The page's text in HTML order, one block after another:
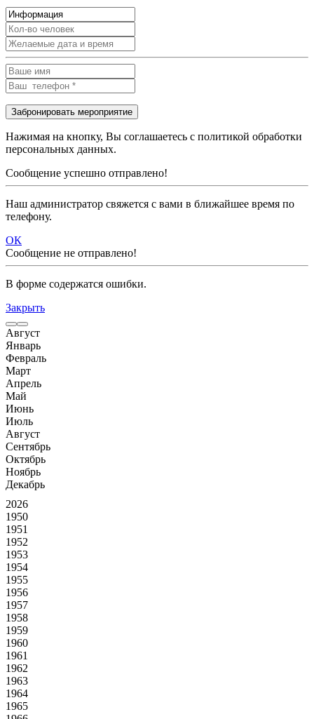
Нажимая на кнопку, Вы соглашаетесь с политикой обработки
персональных данных.
Сообщение успешно отправлено!
Наш администратор свяжется с вами в ближайшее время по
телефону.
ОК
Сообщение не отправлено!
В форме содержатся ошибки.
Закрыть
Август
Январь
Февраль
Март
Апрель
Май
Июнь
Июль
Август
Сентябрь
Октябрь
Ноябрь
Декабрь
2026
1950
1951
1952
1953
1954
1955
1956
1957
1958
1959
1960
1961
1962
1963
1964
1965